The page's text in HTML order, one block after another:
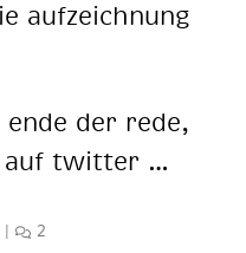
auf­zeich­nung
der rede,
auf twit­ter …
| 2